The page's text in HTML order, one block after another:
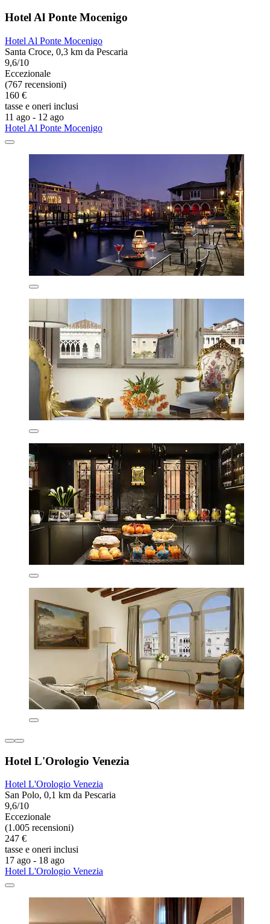
Hotel Al Ponte Mocenigo
Hotel Al Ponte Mocenigo
Santa Croce, 0,3 km da Pescaria
9,6/10
Eccezionale
(767 recensioni)
160 €
tasse e oneri inclusi
11 ago - 12 ago
Hotel Al Ponte Mocenigo
Hotel L'Orologio Venezia
Hotel L'Orologio Venezia
San Polo, 0,1 km da Pescaria
9,6/10
Eccezionale
(1.005 recensioni)
247 €
tasse e oneri inclusi
17 ago - 18 ago
Hotel L'Orologio Venezia